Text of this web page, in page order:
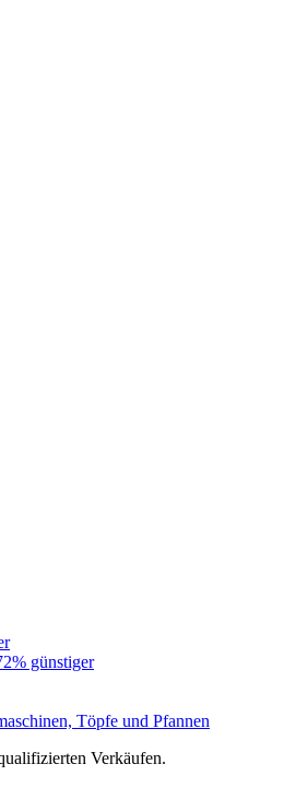
günstiger
Töpfe und Pfannen
Verkäufen.